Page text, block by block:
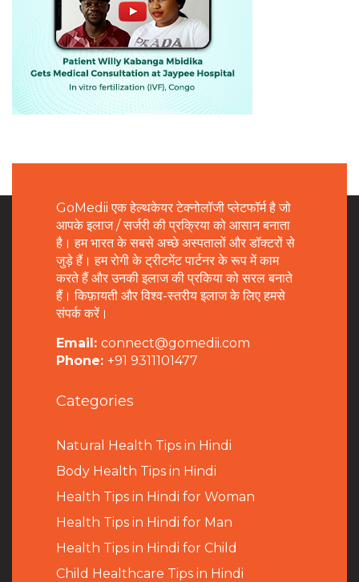
GoMedii एक हेल्थकेयर टेक्नोलॉजी प्लेटफॉर्म है जो
आपके इलाज / सर्जरी की प्रक्रिया को आसान बनाता
है। हम भारत के सबसे अच्छे अस्पतालों और डॉक्टरों से
जुड़े हैं। हम रोगी के ट्रीटमेंट पार्टनर के रूप में काम
करते हैं और उनकी इलाज की प्रकिया को सरल बनाते
हैं। किफ़ायती और विश्व-स्तरीय इलाज के लिए हमसे
संपर्क करें।
Email: connect@gomedii.com
Phone: +91 9311101477
Categories
Natural Health Tips in Hindi
Body Health Tips in Hindi
Health Tips in Hindi for Woman
Health Tips in Hindi for Man
Health Tips in Hindi for Child
Child Healthcare Tips in Hindi